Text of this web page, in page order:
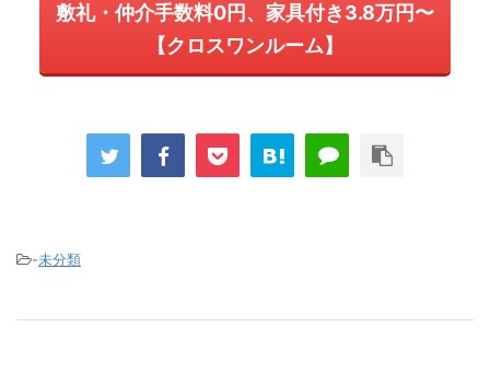
敷礼・仲介手数料0円、家具付き3.8万円〜
【クロスワンルーム】
-未分類